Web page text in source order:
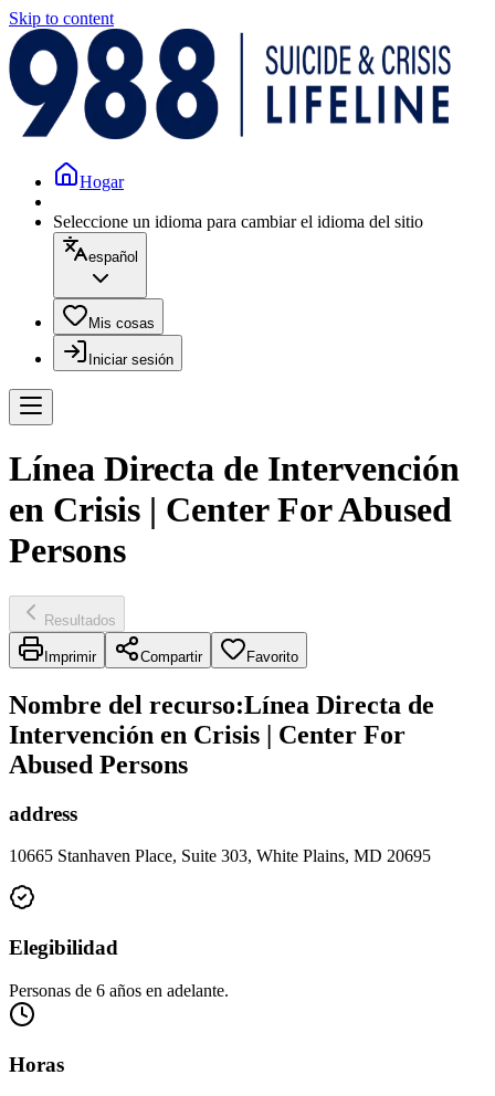
Skip to content
Hogar
Seleccione un idioma para cambiar el idioma del sitio
español
Mis cosas
Iniciar sesión
Línea Directa de Intervención
en Crisis | Center For Abused
Persons
Resultados
Imprimir Compartir Favorito
Nombre del recurso:Línea Directa de
Intervención en Crisis | Center For
Abused Persons
address
10665 Stanhaven Place, Suite 303, White Plains, MD 20695
Elegibilidad
Personas de 6 años en adelante.
Horas